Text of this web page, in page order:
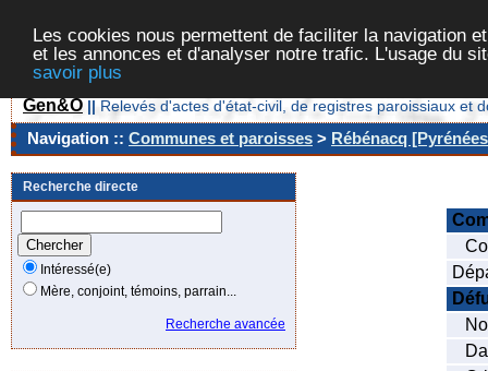
Les cookies nous permettent de faciliter la navigation
et les annonces et d'analyser notre trafic. L'usage du
savoir plus
Gen&O || Relevés d'actes d'état-civil, de registres paroissiaux et
Navigation :: Communes et paroisses > Rébénacq
Recherche directe
Intéressé(e)
Mère, conjoint, témoins, parrain...
Recherche avancée